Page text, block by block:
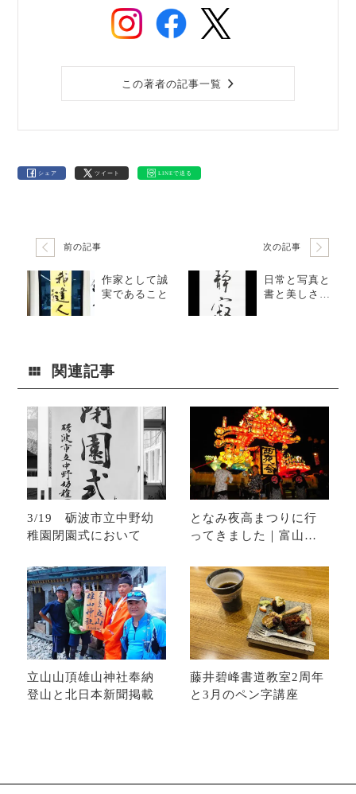
この著者の記事一覧
シェア ツイート LINEで送る
前の記事
作家として誠
実であること
次の記事
日常と写真と
書と美しさと
関連記事
3/19 砺波市立中野幼
稚園閉園式において
となみ夜高まつりに行
ってきました｜富山県
立山山頂雄山神社奉納
登山と北日本新聞掲載
藤井碧峰書道教室2周年
と3月のペン字講座